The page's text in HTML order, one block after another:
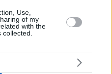
Use,
of my
with the